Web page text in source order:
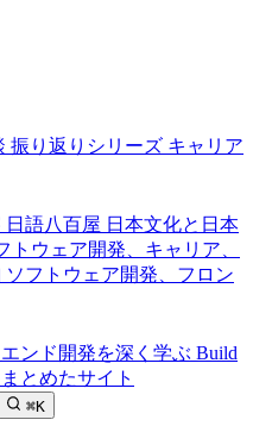
振り返りシリーズ キャリア
日語八百屋 日本文化と日本
トウェア開発、キャリア、
ソフトウェア開発、フロン
ンド開発を深く学ぶ Build
とめたサイト
⌘K